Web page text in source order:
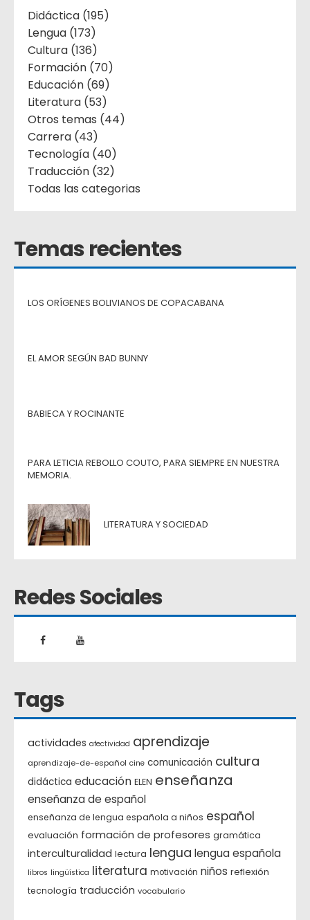
Didáctica (195)
Lengua (173)
Cultura (136)
Formación (70)
Educación (69)
Literatura (53)
Otros temas (44)
Carrera (43)
Tecnología (40)
Traducción (32)
Todas las categorias
Temas recientes
LOS ORÍGENES BOLIVIANOS DE COPACABANA
EL AMOR SEGÚN BAD BUNNY
BABIECA Y ROCINANTE
PARA LETICIA REBOLLO COUTO, PARA SIEMPRE EN NUESTRA
MEMORIA.
LITERATURA Y SOCIEDAD
Redes Sociales
Tags
actividades afectividad aprendizaje
aprendizaje-de-español cine comunicación cultura
didáctica educación ELEN enseñanza
enseñanza de español
enseñanza de lengua española a niños español
evaluación formación de profesores gramática
interculturalidad lectura lengua lengua española
libros lingüística literatura motivación niños reflexión
tecnología traducción vocabulario